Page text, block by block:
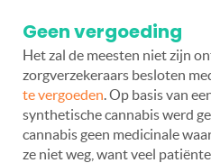
Geen vergoeding
Het zal de meesten niet zijn
zorgverzekeraars besloten
te vergoeden. Op basis van
synthetische cannabis werd
cannabis geen medicinale
ze niet weg, want veel